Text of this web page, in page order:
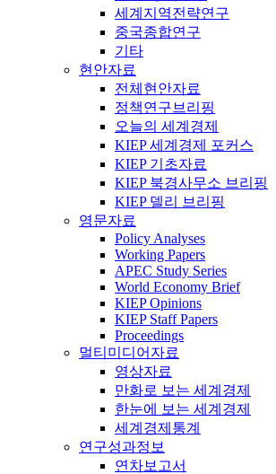
세계지역전략연구
중국종합연구
기타
현안자료
전체현안자료
정책연구브리핑
오늘의 세계경제
KIEP 세계경제 포커스
KIEP 기초자료
KIEP 북경사무소 브리핑
KIEP 델리 브리핑
영문자료
Policy Analyses
Working Papers
APEC Study Series
World Economy Brief
KIEP Opinions
KIEP Staff Papers
Proceedings
멀티미디어자료
영상자료
만화로 보는 세계경제
한눈에 보는 세계경제
세계경제통계
연구성과정보
연차보고서